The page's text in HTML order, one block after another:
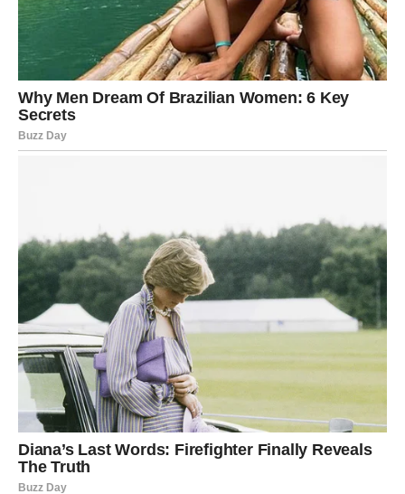
Ovaj vikend ti daje šansu za novu romansu – ali samo ako
ne tražiš potvrdu kroz dramatične igre.
UNUTRAŠNJA EMOTIVNA
LEKCIJA
daje zaštitu. Ali ponekad daje toliko da zaboravi da i
njemu treba nežnost.
Ovaj vikend te podseća da:
– I ti imaš pravo da budeš nesiguran/na.
– I ti imaš pravo da tražiš pažnju.
– I ti imaš pravo da kažeš „trebaš mi“.
Možda ćeš osetiti trenutak sumnje – da li si dovoljno
cenjen/a? To nije slabost. To je znak da želiš ravnotežu.